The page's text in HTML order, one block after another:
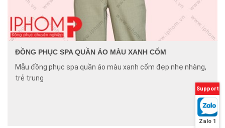
ĐỒNG PHỤC SPA QUẦN ÁO MÀU XANH CỐM
Mẫu đồng phục spa quần áo màu xanh cốm đẹp nhẹ nhàng,
trẻ trung
Support
Zalo 1